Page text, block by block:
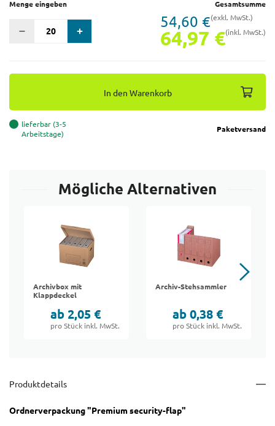
Menge eingeben Gesamtsumme
54,60 €(exkl. MwSt.)
64,97 €(inkl. MwSt.)
In den Warenkorb
lieferbar (3-5
Arbeitstage)
Paketversand
Mögliche Alternativen
Archivbox mit
Klappdeckel
ab 2,05 €
pro Stück inkl. MwSt.
Archiv-Stehsammler
ab 0,38 €
pro Stück inkl. MwSt.
Produktdetails
Ordnerverpackung "Premium security-flap"